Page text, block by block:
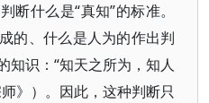
断什么是“真知”的标准。
的、什么是人为的作出判
知识：“知天之所为，知人
》）。因此，这种判断只